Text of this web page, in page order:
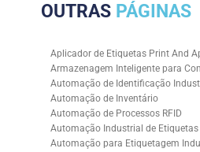
OUTRAS PÁGINAS
Aplicador de Etiquetas Print And
Armazenagem Inteligente para
Automação de Identificação
Automação de Inventário
Automação de Processos RFID
Automação Industrial de Etiquetas
Automação para Etiquetagem